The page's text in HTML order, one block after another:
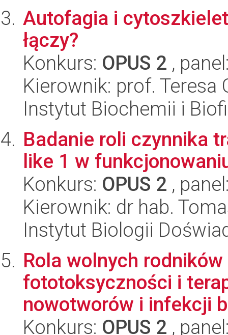
Autofagia i
łączy?
Konkurs: OPUS 2 ,
Kierownik: prof. Teresa
Instytut Biochemii i
Badanie roli czynnika
like 1 w
Konkurs: OPUS 2 ,
Kierownik: dr hab.
Instytut Biologii
Rola wolnych
fototoksyczności i
nowotworów i infekcji
Konkurs: OPUS 2 ,